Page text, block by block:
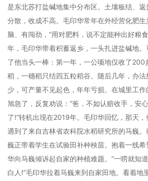
是东北苏打盐碱地集中分布区。土壤板结、返
分散，收成不高。毛印华常年在外经营化肥生
脑、有闯劲，“用对肥料，说不定能种出好粮
年，毛印华带着积蓄返乡，一头扎进盐碱地。
了他当头一棒：第一年，一公顷地仅收了200
稻，一穗稻只结四五粒稻谷。随后几年，办法
少，可产量不见起色，年年亏损。在城里工作
旭急了，反复劝说：“爸，不如认赔收手，安
了!”转机出现在2019年。毛印华回忆，那天，
遇到了来自吉林省农科院水稻研究所的马巍。
巍正带着学生在试验田补种秧苗。抱着一线希
华向马巍倾诉起自家的种植难题。“一唠就知
白人!”毛印华拉着马巍来到自家田地。看着地